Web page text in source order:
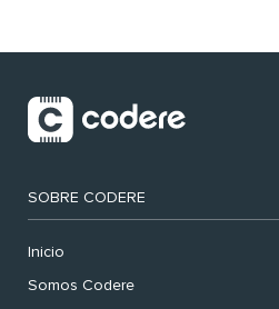
SOBRE CODERE
Inicio
Somos Codere